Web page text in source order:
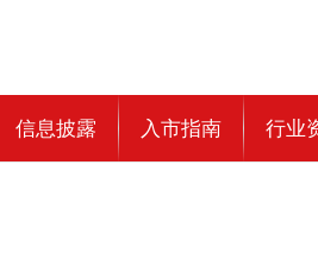
信息披露 入市指南 行业